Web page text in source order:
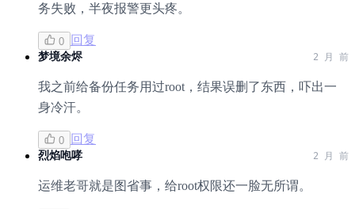
务失败，半夜报警更头疼。
0 回复
梦境余烬 2 月 前
我之前给备份任务用过root，结果误删了东西，吓出一
身冷汗。
0 回复
烈焰咆哮 2 月 前
运维老哥就是图省事，给root权限还一脸无所谓。